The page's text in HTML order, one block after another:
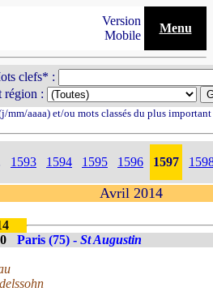
Version
Mobile
Menu
clefs* :
région :
mm/aaaa) et/ou mots classés du plus
1593 1594 1595 1596 1597
Avril 2014
Paris (75) - St Augustin